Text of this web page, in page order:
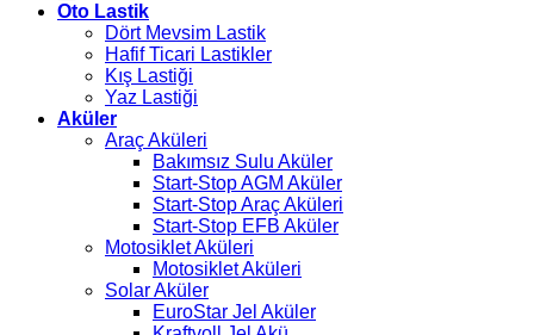
Oto Lastik
Dört Mevsim Lastik
Hafif Ticari Lastikler
Kış Lastiği
Yaz Lastiği
Aküler
Araç Aküleri
Bakımsız Sulu Aküler
Start-Stop AGM Aküler
Start-Stop Araç Aküleri
Start-Stop EFB Aküler
Motosiklet Aküleri
Motosiklet Aküleri
Solar Aküler
EuroStar Jel Aküler